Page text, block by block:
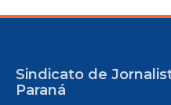
Sindicato de
Paraná